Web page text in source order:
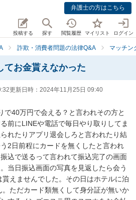
弁護士の方はこちら
投稿する 探す 閲覧履歴 マイリスト ログイン
詐欺・消費者問題の法律Q&A マッチン
てお金貰えなかった
更新日時： 2024年11月25日 09:40
で40万円で会える？と言われその方と
前にLINEや電話で毎日やり取りしてま
れたりアプリ退会しろと言われたり結
2日前程にカードを無くしたと言われ
込で送るって言われて振込完了の画面
当日振込画面の写真を見返したら会う
えませんでした。その日はホテルに泊
ただカード類無くして身分証が無いか